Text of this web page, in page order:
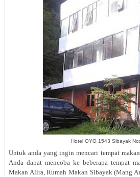
Hotel OYO 1543 Sibayak
Untuk anda yang ingin mencari tempat
Anda dapat mencoba ke beberapa tempat
Makan Alira, Rumah Makan Sibayak (Mang